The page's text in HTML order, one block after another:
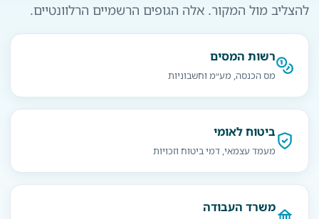
להצליב מול המקור. אלה הגופים הרשמיים הרלוונטיים.
רשות המסים
מס הכנסה, מע״מ וחשבוניות
ביטוח לאומי
מעמד עצמאי, דמי ביטוח וזכויות
משרד העבודה